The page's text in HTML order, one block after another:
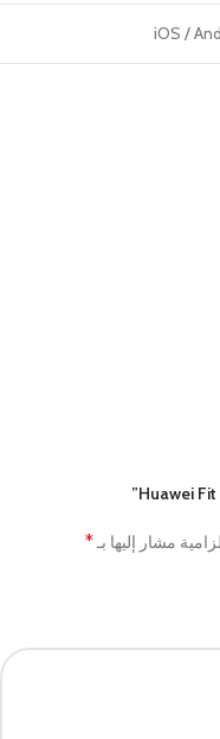
iOS /
مشار إليها بـ*